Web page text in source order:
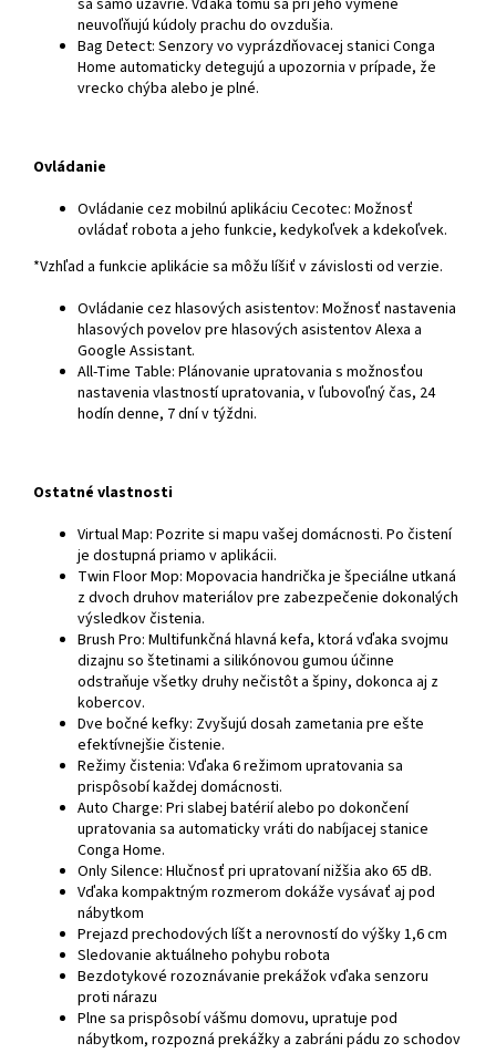
sa samo uzavrie. Vďaka tomu sa pri jeho výmene
neuvoľňujú kúdoly prachu do ovzdušia.
Bag Detect: Senzory vo vyprázdňovacej stanici Conga
Home automaticky detegujú a upozornia v prípade, že
vrecko chýba alebo je plné.
Ovládanie
Ovládanie cez mobilnú aplikáciu Cecotec: Možnosť
ovládať robota a jeho funkcie, kedykoľvek a kdekoľvek.
*Vzhľad a funkcie aplikácie sa môžu líšiť v závislosti od verzie.
Ovládanie cez hlasových asistentov: Možnosť nastavenia
hlasových povelov pre hlasových asistentov Alexa a
Google Assistant.
All-Time Table: Plánovanie upratovania s možnosťou
nastavenia vlastností upratovania, v ľubovoľný čas, 24
hodín denne, 7 dní v týždni.
Ostatné vlastnosti
Virtual Map: Pozrite si mapu vašej domácnosti. Po čistení
je dostupná priamo v aplikácii.
Twin Floor Mop: Mopovacia handrička je špeciálne utkaná
z dvoch druhov materiálov pre zabezpečenie dokonalých
výsledkov čistenia.
Brush Pro: Multifunkčná hlavná kefa, ktorá vďaka svojmu
dizajnu so štetinami a silikónovou gumou účinne
odstraňuje všetky druhy nečistôt a špiny, dokonca aj z
kobercov.
Dve bočné kefky: Zvyšujú dosah zametania pre ešte
efektívnejšie čistenie.
Režimy čistenia: Vďaka 6 režimom upratovania sa
prispôsobí každej domácnosti.
Auto Charge: Pri slabej batérií alebo po dokončení
upratovania sa automaticky vráti do nabíjacej stanice
Conga Home.
Only Silence: Hlučnosť pri upratovaní nižšia ako 65 dB.
Vďaka kompaktným rozmerom dokáže vysávať aj pod
nábytkom
Prejazd prechodových líšt a nerovností do výšky 1,6 cm
Sledovanie aktuálneho pohybu robota
Bezdotykové rozoznávanie prekážok vďaka senzoru
proti nárazu
Plne sa prispôsobí vášmu domovu, upratuje pod
nábytkom, rozpozná prekážky a zabráni pádu zo schodov